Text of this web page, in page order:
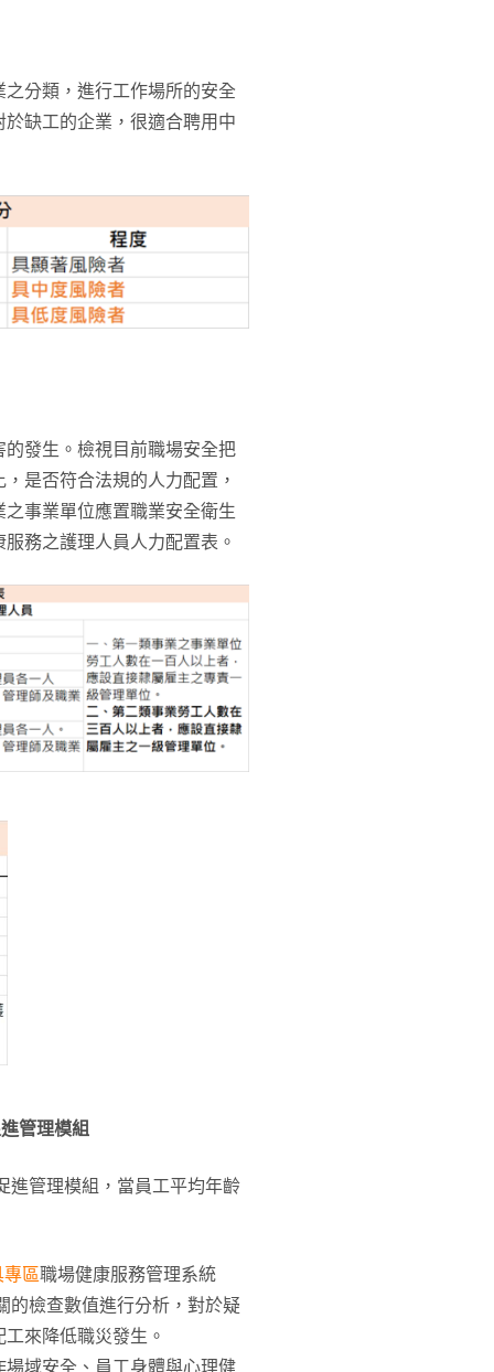
分類，進行工作場所的安全
缺工的企業，很適合聘用中
發生。檢視目前職場安全把
是否符合法規的人力配置，
事業單位應置職業安全衛生
務之護理人員人力配置表。
管理模組
進管理模組，當員工平均年齡
區職場健康服務管理系統
的檢查數值進行分析，對於疑
來降低職災發生。
域安全、員工身體與心理健